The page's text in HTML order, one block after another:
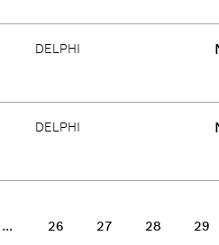
DELPHI
DELPHI
... 26 27 28 29